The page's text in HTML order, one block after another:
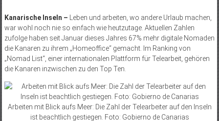
Kanarische Inseln – Leben und arbeiten, wo andere Urlaub machen,
war wohl noch nie so einfach wie heutzutage. Aktuellen Zahlen
zufolge haben seit Januar dieses Jahres 67% mehr digitale Nomaden
die Kanaren zu ihrem „Homeoffice“ gemacht. Im Ranking von
„Nomad List“, einer internationalen Plattform für Telearbeit, gehören
die Kanaren inzwischen zu den Top Ten.
Arbeiten mit Blick aufs Meer: Die Zahl der Telearbeiter auf den Inseln
ist beachtlich gestiegen. Foto: Gobierno de Canarias